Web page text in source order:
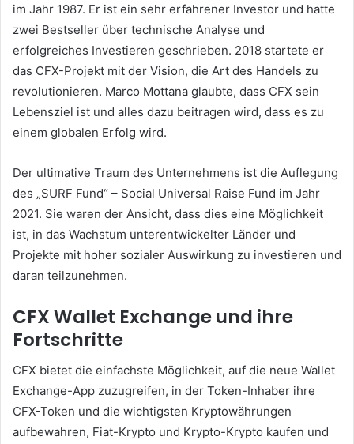
im Jahr 1987. Er ist ein sehr erfahrener Investor und hatte
zwei Bestseller über technische Analyse und
erfolgreiches Investieren geschrieben. 2018 startete er
das CFX-Projekt mit der Vision, die Art des Handels zu
revolutionieren. Marco Mottana glaubte, dass CFX sein
Lebensziel ist und alles dazu beitragen wird, dass es zu
einem globalen Erfolg wird.
Der ultimative Traum des Unternehmens ist die Auflegung
des „SURF Fund“ – Social Universal Raise Fund im Jahr
2021. Sie waren der Ansicht, dass dies eine Möglichkeit
ist, in das Wachstum unterentwickelter Länder und
Projekte mit hoher sozialer Auswirkung zu investieren und
daran teilzunehmen.
CFX Wallet Exchange und ihre
Fortschritte
CFX bietet die einfachste Möglichkeit, auf die neue Wallet
Exchange-App zuzugreifen, in der Token-Inhaber ihre
CFX-Token und die wichtigsten Kryptowährungen
aufbewahren, Fiat-Krypto und Krypto-Krypto kaufen und